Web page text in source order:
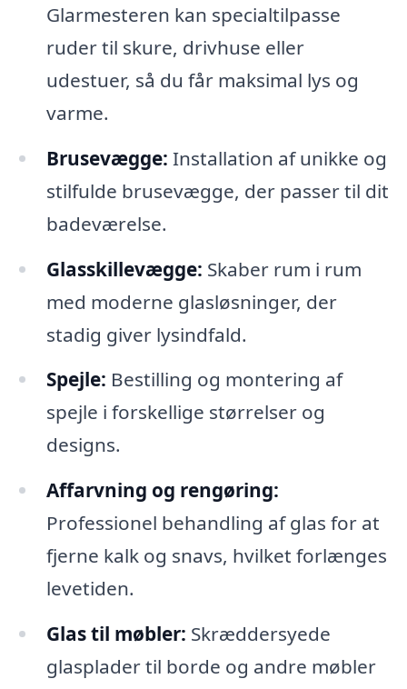
Glarmesteren kan specialtilpasse
ruder til skure, drivhuse eller
udestuer, så du får maksimal lys og
varme.
Brusevægge: Installation af unikke og
stilfulde brusevægge, der passer til dit
badeværelse.
Glasskillevægge: Skaber rum i rum
med moderne glasløsninger, der
stadig giver lysindfald.
Spejle: Bestilling og montering af
spejle i forskellige størrelser og
designs.
Affarvning og rengøring:
Professionel behandling af glas for at
fjerne kalk og snavs, hvilket forlænges
levetiden.
Glas til møbler: Skræddersyede
glasplader til borde og andre møbler